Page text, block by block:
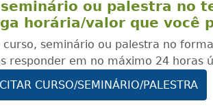
ou palestra no
horária/valor que você
seminário ou palestra no
responder em no máximo 24 horas
CURSO/SEMINÁRIO/PALESTRA